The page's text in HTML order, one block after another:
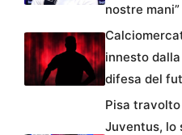
nostre mani”
innesto
difesa del
Pisa
Juventus, lo